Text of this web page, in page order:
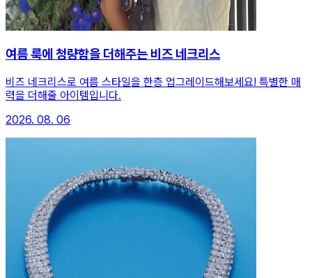
여름 룩에 청량함을 더해주는 비즈 네크리스
비즈 네크리스로 여름 스타일을 한층 업그레이드해보세요! 특별한 매
력을 더해줄 아이템입니다.
2026. 08. 06